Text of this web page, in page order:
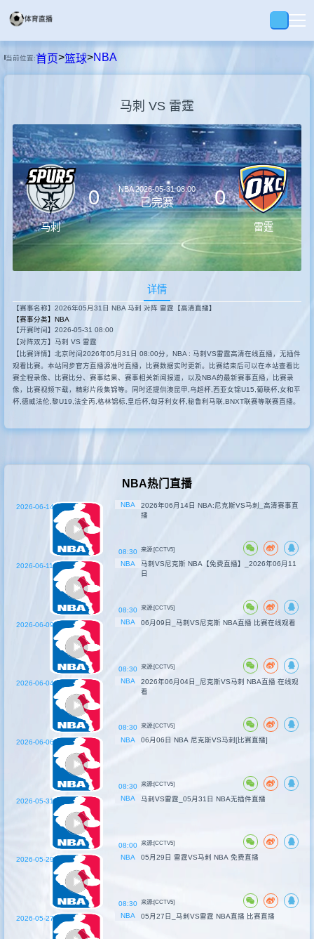
足球
篮球
回放
集锦
快讯
当前位置:首页>篮球>NBA
马刺 VS 雷霆
马刺
0 NBA2026-05-31 08:00
已完赛 0
雷霆
详情
【赛事名称】2026年05月31日 NBA 马刺 对阵 雷霆【高清直播】
【赛事分类】 NBA
【开赛时间】2026-05-31 08:00
【对阵双方】马刺 VS 雷霆
【比赛详情】北京时间2026年05月31日 08:00分，NBA : 马刺VS雷霆高清在线直播，无插件
观看比赛。本站同步官方直播源准时直播，比赛数据实时更新。比赛结束后可以在本站查看比
赛全程录像、比赛比分、赛事结果、赛事相关新闻报道，以及NBA的最新赛事直播，比赛录
像，比赛视频下载，精彩片段集锦等。同时还提供澳昆甲,乌超杯,西亚女锦U15,葡联杯,女和平
杯,德威法伦,黎U19,法全丙,格林锦标,皇后杯,匈牙利女杯,秘鲁利马联,BNXT联赛等联赛直播。
NBA热门直播
NBA
08:30
2026-06-14
2026年06月14日 NBA:尼克斯VS马刺_高清赛事直
播
来源:[CCTV5]
NBA
08:30
2026-06-11
马刺VS尼克斯 NBA【免费直播】_2026年06月11
日
来源:[CCTV5]
NBA
08:30
2026-06-09 06月09日_马刺VS尼克斯 NBA直播 比赛在线观看
来源:[CCTV5]
NBA
08:30
2026-06-04
2026年06月04日_尼克斯VS马刺 NBA直播 在线观
看
来源:[CCTV5]
NBA
08:30
2026-06-06 06月06日 NBA 尼克斯VS马刺[比赛直播]
来源:[CCTV5]
NBA
08:00
2026-05-31 马刺VS雷霆_05月31日 NBA无插件直播
来源:[CCTV5]
NBA
08:30
2026-05-29 05月29日 雷霆VS马刺 NBA 免费直播
来源:[CCTV5]
NBA
2026-05-27 05月27日_马刺VS雷霆 NBA直播 比赛直播